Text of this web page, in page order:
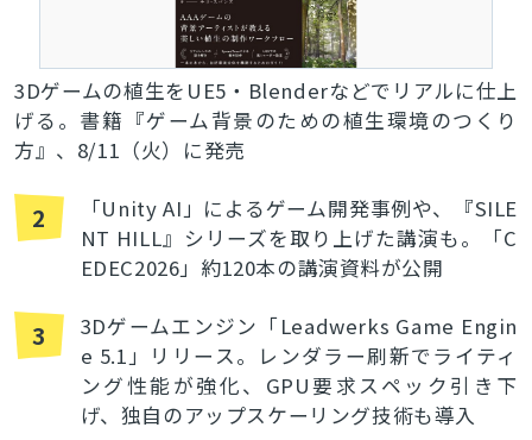
3Dゲームの植生をUE5・Blenderなどでリアルに仕上
げる。書籍『ゲーム背景のための植生環境のつくり
方』、8/11（火）に発売
2
「Unity AI」によるゲーム開発事例や、『SILE
NT HILL』シリーズを取り上げた講演も。「C
EDEC2026」約120本の講演資料が公開
3
3Dゲームエンジン「Leadwerks Game Engin
e 5.1」リリース。レンダラー刷新でライティ
ング性能が強化、GPU要求スペック引き下
げ、独自のアップスケーリング技術も導入
検索